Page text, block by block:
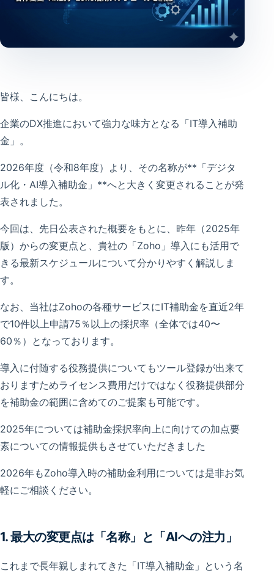
皆様、こんにちは。
企業のDX推進において強力な味方となる「IT導入補助
金」。
2026年度（令和8年度）より、その名称が**「デジタ
ル化・AI導入補助金」**へと大きく変更されることが発
表されました。
今回は、先日公表された概要をもとに、昨年（2025年
版）からの変更点と、貴社の「Zoho」導入にも活用で
きる最新スケジュールについて分かりやすく解説しま
す。
なお、当社はZohoの各種サービスにIT補助金を直近2年
で10件以上申請75％以上の採択率（全体では40〜
60％）となっております。
導入に付随する役務提供についてもツール登録が出来て
おりますためライセンス費用だけではなく役務提供部分
を補助金の範囲に含めてのご提案も可能です。
2025年については補助金採択率向上に向けての加点要
素についての情報提供もさせていただきました
2026年もZoho導入時の補助金利用については是非お気
軽にご相談ください。
1. 最大の変更点は「名称」と「AIへの注力」
これまで長年親しまれてきた「IT導入補助金」という名